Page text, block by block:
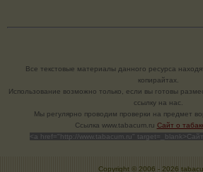
Все текстовые материалы данного ресурса
копирайтах.
Использование возможно только, если вы готовы
ссылку на нас.
Мы регулярно проводим проверки на предмет
Cсылка www.tabacum.ru Сайт о
<a href="http://www.tabacum.ru"
Copyright © 2006 - 2026